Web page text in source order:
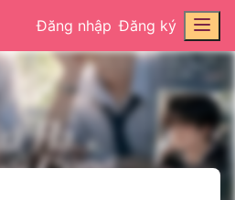
Đăng nhập Đăng ký